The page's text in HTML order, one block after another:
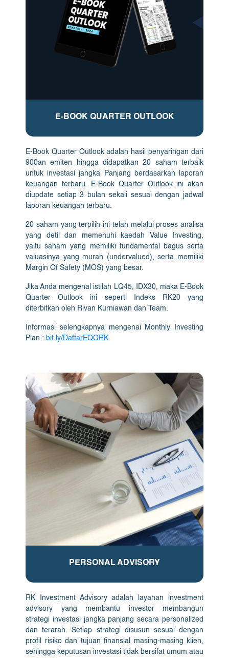
E-BOOK QUARTER OUTLOOK
E-Book Quarter Outlook adalah hasil penyaringan dari
900an emiten hingga didapatkan 20 saham terbaik
untuk investasi jangka Panjang berdasarkan laporan
keuangan terbaru. E-Book Quarter Outlook ini akan
diupdate setiap 3 bulan sekali sesuai dengan jadwal
laporan keuangan terbaru.
20 saham yang terpilih ini telah melalui proses analisa
yang detil dan memenuhi kaedah Value Investing,
yaitu saham yang memiliki fundamental bagus serta
valuasinya yang murah (undervalued), serta memiliki
Margin Of Safety (MOS) yang besar.
Jika Anda mengenal istilah LQ45, IDX30, maka E-Book
Quarter Outlook ini seperti Indeks RK20 yang
diterbitkan oleh Rivan Kurniawan dan Team.
Informasi selengkapnya mengenai Monthly Investing
Plan : bit.ly/DaftarEQORK
PERSONAL ADVISORY
RK Investment Advisory adalah layanan investment
advisory yang membantu investor membangun
strategi investasi jangka panjang secara personalized
dan terarah. Setiap strategi disusun sesuai dengan
profil risiko dan tujuan finansial masing-masing klien,
sehingga keputusan investasi tidak bersifat umum atau